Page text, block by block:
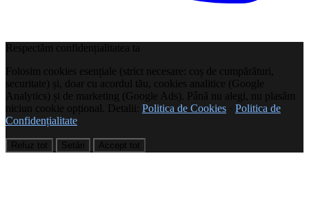
Respectăm confidențialitatea ta
Folosim cookies esențiale (strict necesare: coș de cumpărături,
securitate) și, doar cu acordul tău, cookies analitice (Google
Analytics) și de marketing (Google Ads). Până nu alegi, nu plasăm
niciun cookie opțional. Detalii: Politica de Cookies · Politica de
Confidențialitate
Refuz tot Setări Accept tot